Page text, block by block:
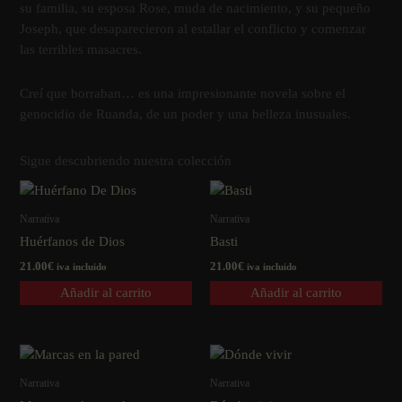
su familia, su esposa Rose, muda de nacimiento, y su pequeño
Joseph, que desaparecieron al estallar el conflicto y comenzar
las terribles masacres.
Creí­ que borraban… es una impresionante novela sobre el
genocidio de Ruanda, de un poder y una belleza inusuales.
Sigue descubriendo nuestra colección
Narrativa
Huérfanos de Dios
21.00€ iva incluido
Añadir al carrito
Narrativa
Basti
21.00€ iva incluido
Añadir al carrito
Narrativa Narrativa